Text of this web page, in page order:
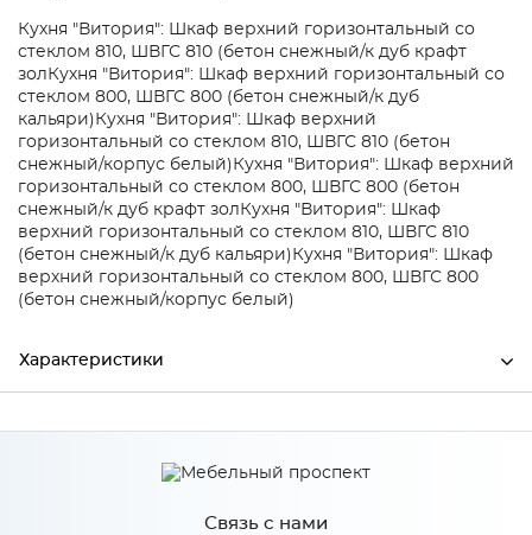
Кухня "Витория": Шкаф верхний горизонтальный со
стеклом 810, ШВГС 810 (бетон снежный/к дуб крафт
зол Кухня "Витория": Шкаф верхний горизонтальный со
стеклом 800, ШВГС 800 (бетон снежный/к дуб
кальяри) Кухня "Витория": Шкаф верхний
горизонтальный со стеклом 810, ШВГС 810 (бетон
снежный/корпус белый) Кухня "Витория": Шкаф верхний
горизонтальный со стеклом 800, ШВГС 800 (бетон
снежный/к дуб крафт зол Кухня "Витория": Шкаф
верхний горизонтальный со стеклом 810, ШВГС 810
(бетон снежный/к дуб кальяри) Кухня "Витория": Шкаф
верхний горизонтальный со стеклом 800, ШВГС 800
(бетон снежный/корпус белый)
Характеристики
Производитель Mebiрlex
Бетон снежный
МДФ
Связь с нами